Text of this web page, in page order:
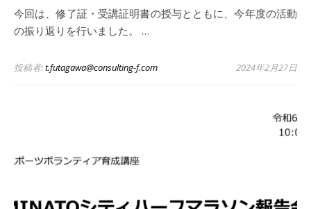
今回は、修了証・受講証明書の授与とともに、今年度の活動
の振り返りを行いました。 …
投稿者:t.futagawa@consulting-f.com 2024年2月27日